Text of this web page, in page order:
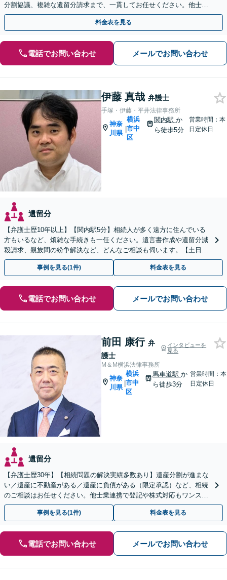
分割協議、複雑な遺留分請求まで、一貫してお任せください。他士業
との連携力を活かした最適解の追求【WEB面談対応】
料金表を見る
電話でお問い合わせ メールでお問い合わせ
伊藤 真哉 弁護士
手塚・伊藤・平井法律事務所
神奈
川県
|
横浜
市中
区
関内駅 か
ら徒歩5分
営業時間：本
日定休日
遺留分
【弁護士歴10年以上】【関内駅5分】相続人が多く遠方に住んでいる
方もいるなど、煩雑な手続きも一任ください。遺言書作成や遺留分減
殺請求、親族間の紛争解決など、どんなご相談も伺います。【土日対
応可能】【子連れ相談可】
事例を見る(1件) 料金表を見る
電話でお問い合わせ メールでお問い合わせ
前田 康行 弁
護士
インタビューを
見る
M＆M横浜法律事務所
神奈
川県
|
横浜
市中
区
馬車道駅か
ら徒歩3分
営業時間：本
日定休日
遺留分
【弁護士歴30年】【相続問題の解決実績多数あり】遺産分割が進まな
い／遺産に不動産がある／遺産に負債がある（限定承認）など、相続
のご相談はお任せください。他士業連携で登記や株式対応もワンスト
ップ対応します【土日祝対応可】【関内4分】
事例を見る(1件) 料金表を見る
電話でお問い合わせ メールでお問い合わせ